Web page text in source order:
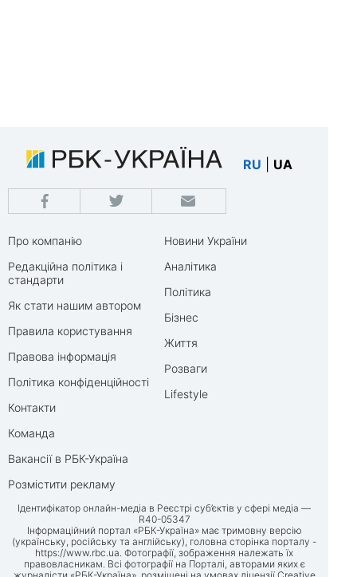
RU UA
Про компанію
Редакційна політика і
стандарти
Як стати нашим автором
Правила користування
Правова інформація
Політика конфіденційності
Контакти
Команда
Вакансії в РБК-Україна
Розмістити рекламу
Новини України
Аналітика
Політика
Бізнес
Життя
Розваги
Lifestyle
Ідентифікатор онлайн-медіа в Реєстрі суб’єктів у сфері медіа —
R40-05347
Інформаційний портал «РБК-Україна» має тримовну версію
(українську, російську та англійську), головна сторінка порталу -
https://www.rbc.ua. Фотографії, зображення належать їх
правовласникам. Всі фотографії на Порталі, авторами яких є